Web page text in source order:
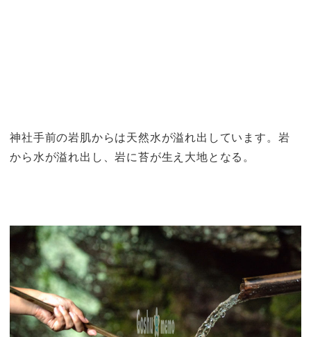
神社手前の岩肌からは天然水が溢れ出しています。岩
から水が溢れ出し、岩に苔が生え大地となる。